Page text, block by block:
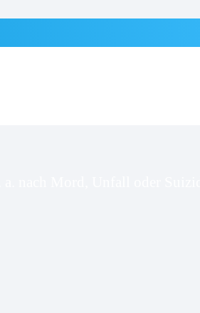
nach Mord, Unfall oder Suizid.